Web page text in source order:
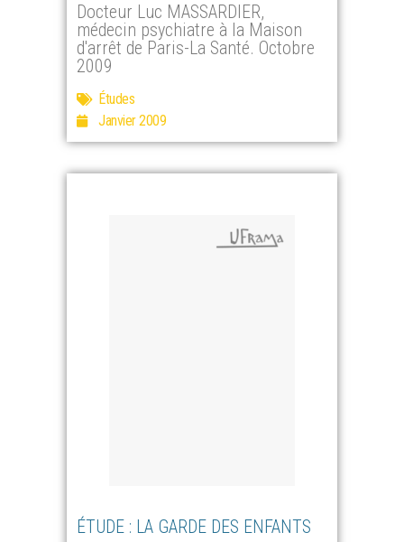
Docteur Luc MASSARDIER,
médecin psychiatre à la Maison
d'arrêt de Paris-La Santé. Octobre
2009
Études
Janvier 2009
ÉTUDE : LA GARDE DES ENFANTS